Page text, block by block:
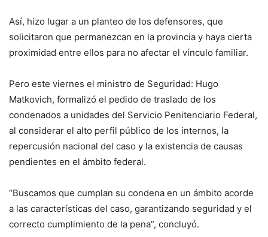
Así, hizo lugar a un planteo de los defensores, que
solicitaron que permanezcan en la provincia y haya cierta
proximidad entre ellos para no afectar el vínculo familiar.
Pero este viernes el ministro de Seguridad: Hugo
Matkovich, formalizó el pedido de traslado de los
condenados a unidades del Servicio Penitenciario Federal,
al considerar el alto perfil público de los internos, la
repercusión nacional del caso y la existencia de causas
pendientes en el ámbito federal.
“Buscamos que cumplan su condena en un ámbito acorde
a las características del caso, garantizando seguridad y el
correcto cumplimiento de la pena”, concluyó.